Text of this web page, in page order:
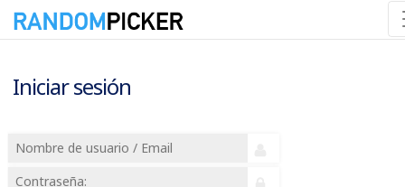
Iniciar sesión